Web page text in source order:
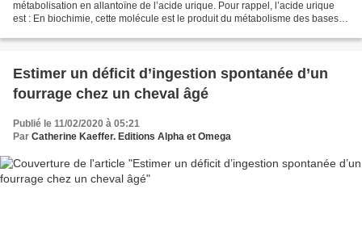
métabolisation en allantoïne de l’acide urique. Pour rappel, l’acide urique
est : En biochimie, cette molécule est le produit du métabolisme des bases
Estimer un déficit d’ingestion spontanée d’un
fourrage chez un cheval âgé
Publié le 11/02/2020 à 05:21
Par Catherine Kaeffer. Editions Alpha et Omega